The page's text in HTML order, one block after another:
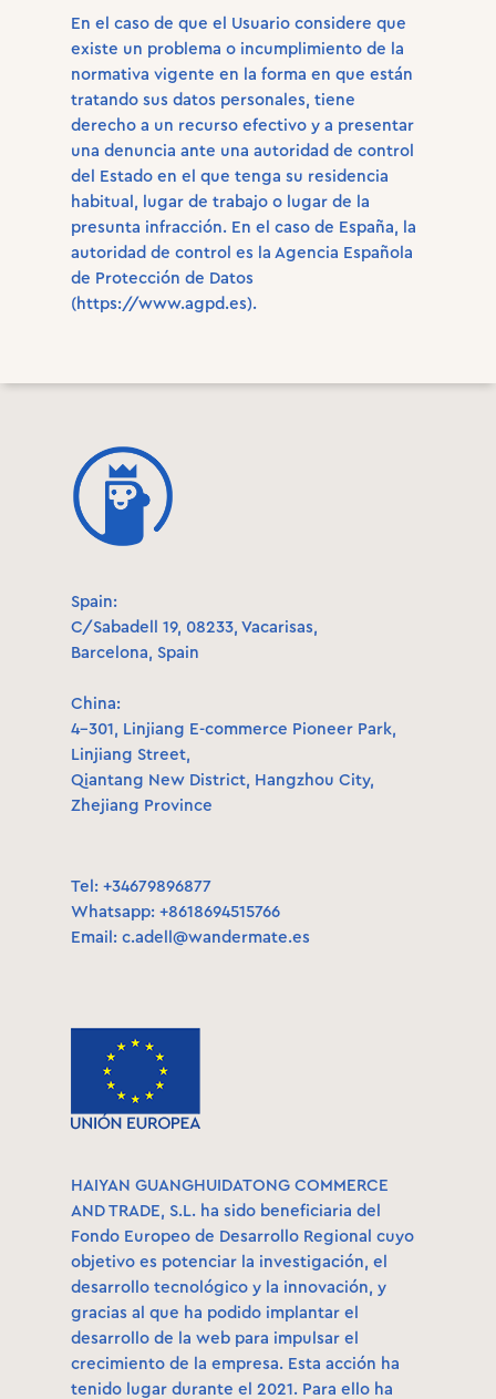
En el caso de que el Usuario considere que
existe un problema o incumplimiento de la
normativa vigente en la forma en que están
tratando sus datos personales, tiene
derecho a un recurso efectivo y a presentar
una denuncia ante una autoridad de control
del Estado en el que tenga su residencia
habitual, lugar de trabajo o lugar de la
presunta infracción. En el caso de España, la
autoridad de control es la Agencia Española
de Protección de Datos
(https://www.agpd.es).
Spain:
C/Sabadell 19, 08233, Vacarisas,
Barcelona, Spain
China:
4-301, Linjiang E-commerce Pioneer Park,
Linjiang Street,
Qiantang New District, Hangzhou City,
Zhejiang Province
Tel: +34679896877
Whatsapp: +8618694515766
Email: c.adell@wandermate.es
HAIYAN GUANGHUIDATONG COMMERCE
AND TRADE, S.L. ha sido beneficiaria del
Fondo Europeo de Desarrollo Regional cuyo
objetivo es potenciar la investigación, el
desarrollo tecnológico y la innovación, y
gracias al que ha podido implantar el
desarrollo de la web para impulsar el
crecimiento de la empresa. Esta acción ha
tenido lugar durante el 2021. Para ello ha